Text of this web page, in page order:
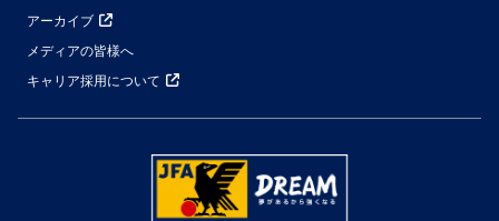
アーカイブ
メディアの皆様へ
キャリア採用について